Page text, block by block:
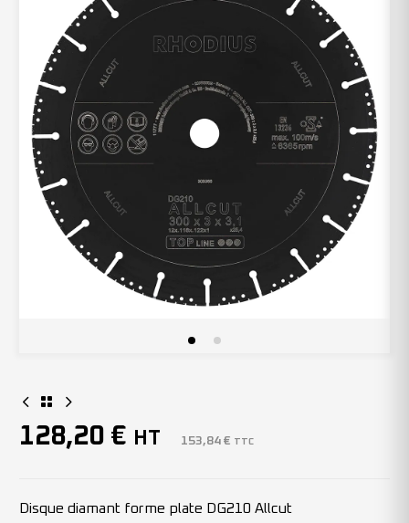
128,20 € HT 153,84 € TTC
Disque diamant forme plate DG210 Allcut